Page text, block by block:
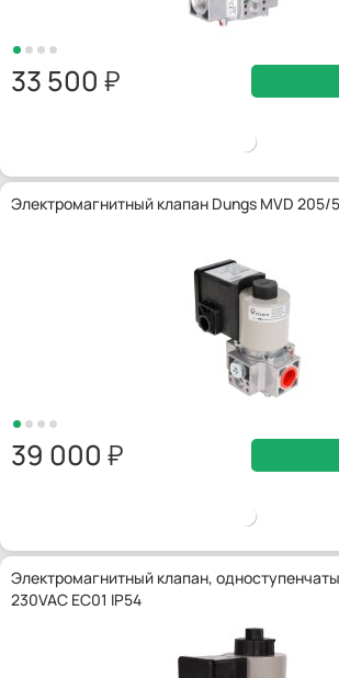
33 500
Электромагнитный клапан Dungs MVD 205/
39 000
Электромагнитный клапан,
230VAC EC01 IP54